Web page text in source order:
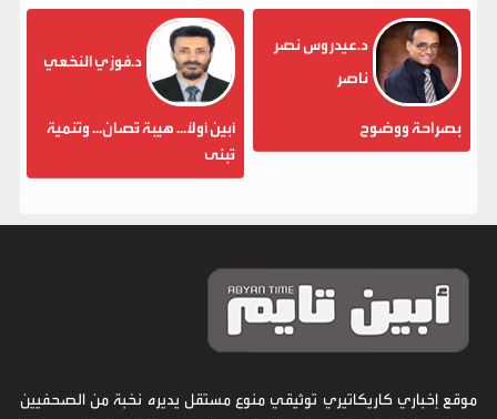
د.عيدروس نصر
ناصر
بصراحة ووضوح
د.فوزي النخعي
أبين أولاً... هيبة تُصان... وتنمية
تُبنى
موقع إخباري كاريكاتيري توثيقي منوع مستقل يديره نخبة من الصحفيين